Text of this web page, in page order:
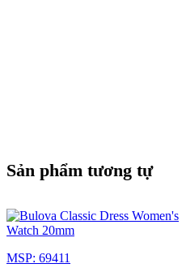
Sản phẩm tương tự
MSP: 69411